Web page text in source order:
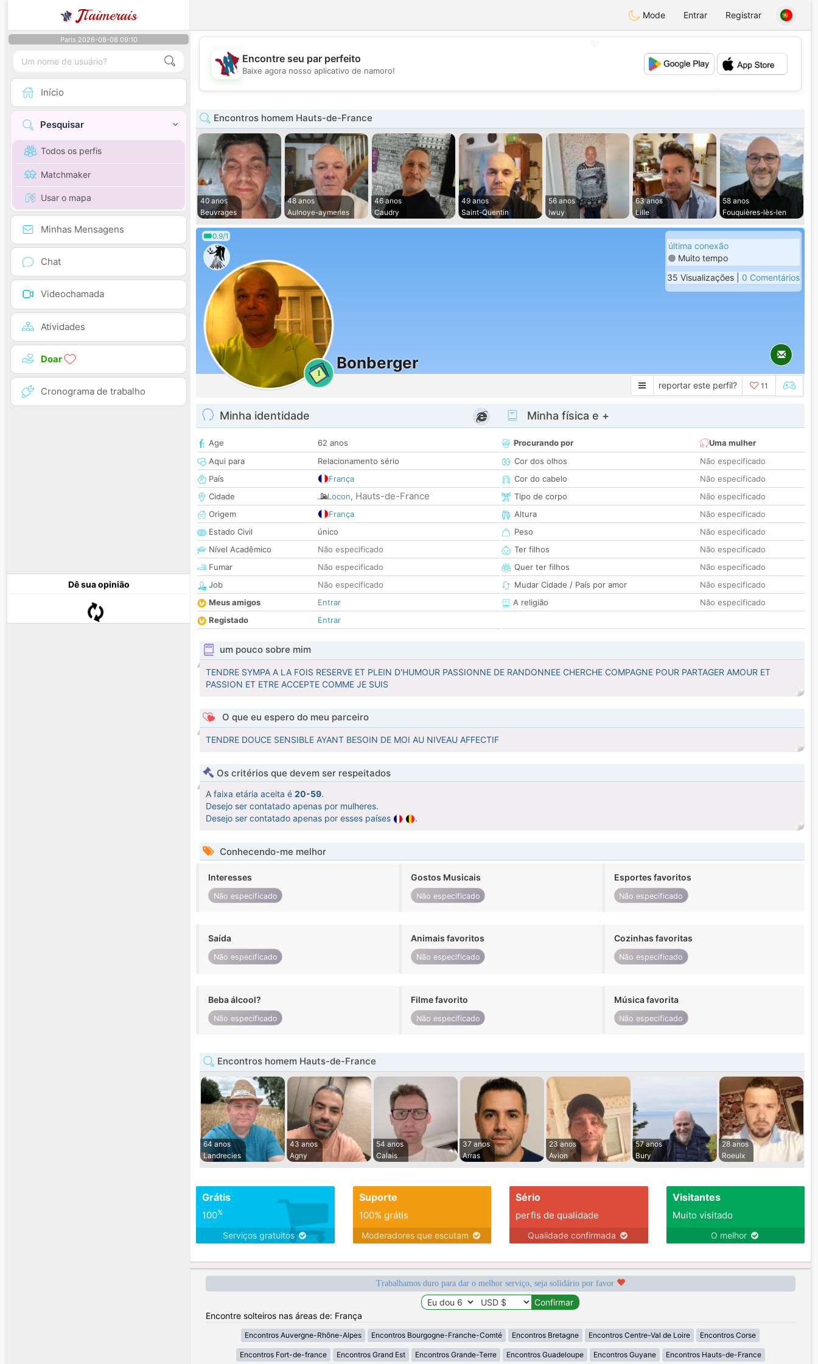
JTaimerais Mode Entrar Registrar
Paris 2026-08-08 09:10
Início
Pesquisar
Todos os perfis
Matchmaker
Usar o mapa
Minhas Mensagens
Chat
Videochamada
Atividades
Doar
Cronograma de trabalho
Dê sua opinião
💕
Encontre seu par perfeito
Baixe agora nosso aplicativo de namoro!
Encontros homem Hauts-de-France
40 anos
Beuvrages
48 anos
Aulnoye-aymeries
46 anos
Caudry
49 anos
Saint-Quentin
56 anos
Iwuy
63 anos
Lille
58 anos
Fouquières-lès-len
0.9/1
1
Bonberger
última conexão
Muito tempo
35 Visualizações | 0 Comentários
reportar este perfil? 11
Minha identidade
Age
62 anos
Aqui para
Relacionamento sério
País
França
Cidade
Locon, Hauts-de-France
Origem
França
Estado Civil
único
Nível Acadêmico
Não especificado
Fumar
Não especificado
Job
Não especificado
Meus amigos
Entrar
Registado
Entrar
Minha física e +
Procurando por
Uma mulher
Cor dos olhos
Não especificado
Cor do cabelo
Não especificado
Tipo de corpo
Não especificado
Altura
Não especificado
Peso
Não especificado
Ter filhos
Não especificado
Quer ter filhos
Não especificado
Mudar Cidade / País por amor
Não especificado
A religião
Não especificado
um pouco sobre mim
TENDRE SYMPA A LA FOIS RESERVE ET PLEIN D'HUMOUR PASSIONNE DE RANDONNEE CHERCHE COMPAGNE POUR PARTAGER AMOUR ET
PASSION ET ETRE ACCEPTE COMME JE SUIS
O que eu espero do meu parceiro
TENDRE DOUCE SENSIBLE AYANT BESOIN DE MOI AU NIVEAU AFFECTIF
Os critérios que devem ser respeitados
A faixa etária aceita é 20-59.
Desejo ser contatado apenas por mulheres.
Desejo ser contatado apenas por esses países
.
Conhecendo-me melhor
Interesses
Não especificado
Gostos Musicais
Não especificado
Esportes favoritos
Não especificado
Saída
Não especificado
Animais favoritos
Não especificado
Cozinhas favoritas
Não especificado
Beba álcool?
Não especificado
Filme favorito
Não especificado
Música favorita
Não especificado
Encontros homem Hauts-de-France
64 anos
Landrecies
43 anos
Agny
54 anos
Calais
37 anos
Arras
23 anos
Avion
57 anos
Bury
28 anos
Roeulx
Grátis
100%
Serviços gratuitos
Suporte
100% grátis
Moderadores que escutam
Sério
perfis de qualidade
Qualidade confirmada
Visitantes
Muito visitado
O melhor
Trabalhamos duro para dar o melhor serviço, seja solidário por favor
Encontre solteiros nas áreas de: França
Encontros Auvergne-Rhône-Alpes Encontros Bourgogne-Franche-Comté Encontros Bretagne Encontros Centre-Val de Loire Encontros Corse
Encontros Fort-de-france Encontros Grand Est Encontros Grande-Terre Encontros Guadeloupe Encontros Guyane Encontros Hauts-de-France